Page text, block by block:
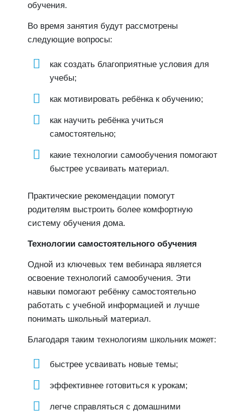
обучения.
Во время занятия будут рассмотрены
следующие вопросы:
как создать благоприятные условия для
учебы;
как мотивировать ребёнка к обучению;
как научить ребёнка учиться
самостоятельно;
какие технологии самообучения помогают
быстрее усваивать материал.
Практические рекомендации помогут
родителям выстроить более комфортную
систему обучения дома.
Технологии самостоятельного обучения
Одной из ключевых тем вебинара является
освоение технологий самообучения. Эти
навыки помогают ребёнку самостоятельно
работать с учебной информацией и лучше
понимать школьный материал.
Благодаря таким технологиям школьник может:
быстрее усваивать новые темы;
эффективнее готовиться к урокам;
легче справляться с домашними